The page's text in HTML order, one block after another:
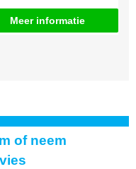
Meer informatie
of neem